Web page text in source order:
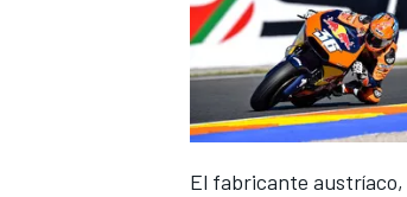
El fabricante austríaco,